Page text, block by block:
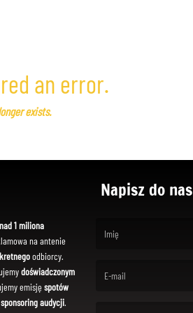
an error.
exists.
1 miliona
na antenie
odbiorcy.
doświadczonym
emisję spotów
sponsoring audycji.
Napisz do nas